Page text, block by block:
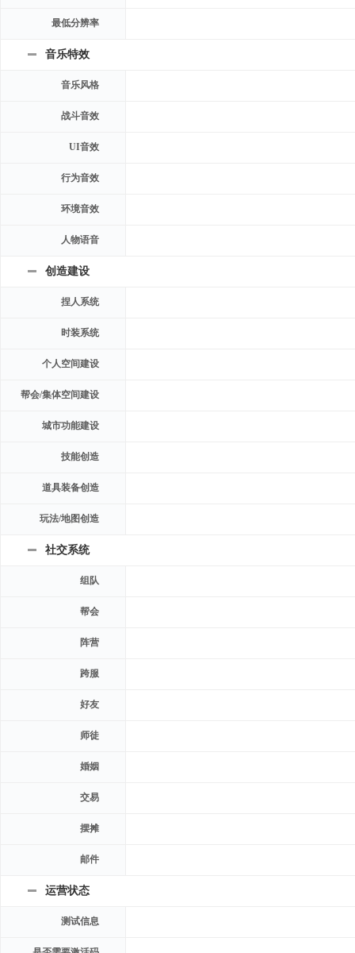
最低分辨率
音乐特效
音乐风格
战斗音效
UI音效
行为音效
环境音效
人物语音
创造建设
捏人系统
时装系统
个人空间建设
帮会/集体空间建设
城市功能建设
技能创造
道具装备创造
玩法/地图创造
社交系统
组队
帮会
阵营
跨服
好友
师徒
婚姻
交易
摆摊
邮件
运营状态
测试信息